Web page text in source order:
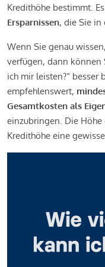
Kredithöhe bestimmt.
Ersparnissen, die Sie
Wenn Sie genau
verfügen, dann können
ich mir leisten?“
empfehlenswert,
Gesamtkosten als
einzubringen. Die Höhe
Kredithöhe eine